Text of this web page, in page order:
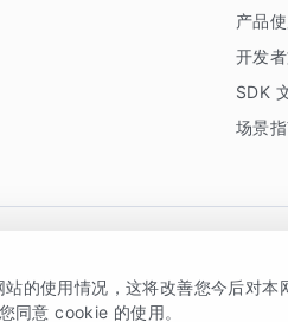
产品
开发
SDK
场景
说明 京ICP备15038330号
的使用情况，这将改善您今后对
同意 cookie 的使用。